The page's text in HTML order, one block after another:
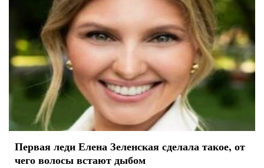
Первая леди Елена Зеленская сделала такое, от
чего волосы встают дыбом